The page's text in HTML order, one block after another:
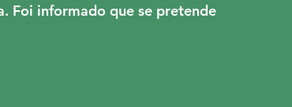
Foi informado que se pretende